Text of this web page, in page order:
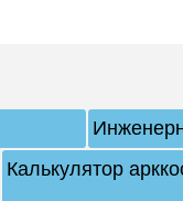
Калькулятор